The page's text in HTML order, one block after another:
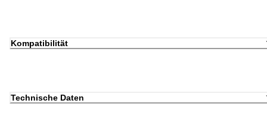
Kompatibilität
Technische Daten